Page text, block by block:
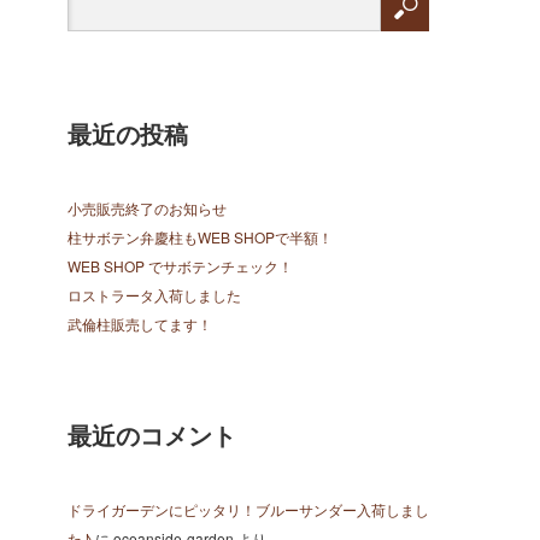
最近の投稿
小売販売終了のお知らせ
柱サボテン弁慶柱もWEB SHOPで半額！
WEB SHOP でサボテンチェック！
ロストラータ入荷しました
武倫柱販売してます！
最近のコメント
ドライガーデンにピッタリ！ブルーサンダー入荷しまし